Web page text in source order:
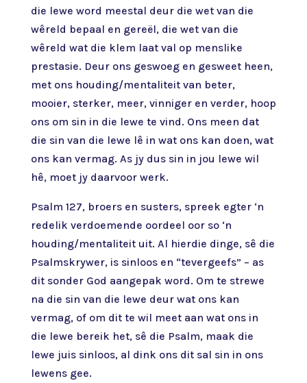
die lewe word meestal deur die wet van die
wêreld bepaal en gereël, die wet van die
wêreld wat die klem laat val op menslike
prestasie. Deur ons geswoeg en gesweet heen,
met ons houding/mentaliteit van beter,
mooier, sterker, meer, vinniger en verder, hoop
ons om sin in die lewe te vind. Ons meen dat
die sin van die lewe lê in wat ons kan doen, wat
ons kan vermag. As jy dus sin in jou lewe wil
hê, moet jy daarvoor werk.
Psalm 127, broers en susters, spreek egter ‘n
redelik verdoemende oordeel oor so ‘n
houding/mentaliteit uit. Al hierdie dinge, sê die
Psalmskrywer, is sinloos en “tevergeefs” – as
dit sonder God aangepak word. Om te strewe
na die sin van die lewe deur wat ons kan
vermag, of om dit te wil meet aan wat ons in
die lewe bereik het, sê die Psalm, maak die
lewe juis sinloos, al dink ons dit sal sin in ons
lewens gee.